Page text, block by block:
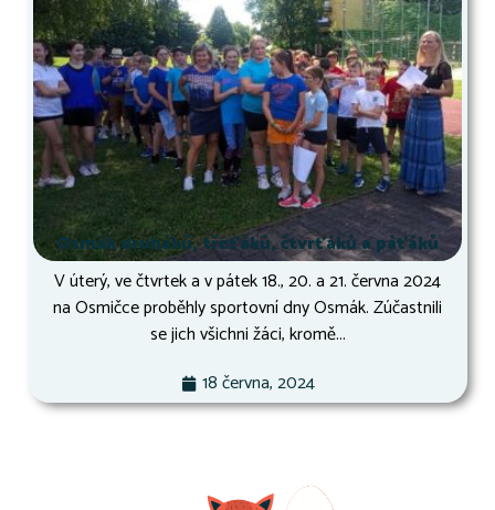
Osmák druháků, třeťáků, čtvrťáků a páťáků
V úterý, ve čtvrtek a v pátek 18., 20. a 21. června 2024
na Osmičce proběhly sportovní dny Osmák. Zúčastnili
se jich všichni žáci, kromě...
18 června, 2024